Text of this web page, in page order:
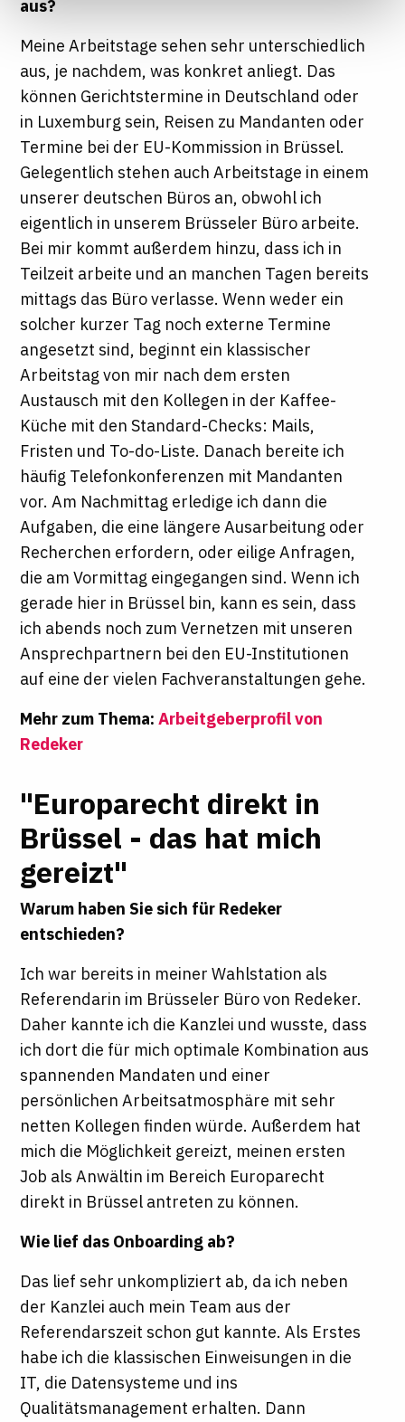
Informationen finden Sie in unseren
aus?
Meine Arbeitstage sehen sehr unterschiedlich
aus, je nachdem, was konkret anliegt. Das
können Gerichtstermine in Deutschland oder
in Luxemburg sein, Reisen zu Mandanten oder
Termine bei der EU-Kommission in Brüssel.
Gelegentlich stehen auch Arbeitstage in einem
unserer deutschen Büros an, obwohl ich
eigentlich in unserem Brüsseler Büro arbeite.
Bei mir kommt außerdem hinzu, dass ich in
Teilzeit arbeite und an manchen Tagen bereits
mittags das Büro verlasse. Wenn weder ein
solcher kurzer Tag noch externe Termine
angesetzt sind, beginnt ein klassischer
Arbeitstag von mir nach dem ersten
Austausch mit den Kollegen in der Kaffee-
Küche mit den Standard-Checks: Mails,
Fristen und To-do-Liste. Danach bereite ich
häufig Telefonkonferenzen mit Mandanten
vor. Am Nachmittag erledige ich dann die
Aufgaben, die eine längere Ausarbeitung oder
Recherchen erfordern, oder eilige Anfragen,
die am Vormittag eingegangen sind. Wenn ich
gerade hier in Brüssel bin, kann es sein, dass
ich abends noch zum Vernetzen mit unseren
Ansprechpartnern bei den EU-Institutionen
auf eine der vielen Fachveranstaltungen gehe.
Mehr zum Thema:Arbeitgeberprofil von
Redeker
"Europarecht direkt in
Brüssel - das hat mich
gereizt"
Warum haben Sie sich für Redeker
entschieden?
Ich war bereits in meiner Wahlstation als
Referendarin im Brüsseler Büro von Redeker.
Daher kannte ich die Kanzlei und wusste, dass
ich dort die für mich optimale Kombination aus
spannenden Mandaten und einer
persönlichen Arbeitsatmosphäre mit sehr
netten Kollegen finden würde. Außerdem hat
mich die Möglichkeit gereizt, meinen ersten
Job als Anwältin im Bereich Europarecht
direkt in Brüssel antreten zu können.
Wie lief das Onboarding ab?
Das lief sehr unkompliziert ab, da ich neben
der Kanzlei auch mein Team aus der
Referendarszeit schon gut kannte. Als Erstes
habe ich die klassischen Einweisungen in die
IT, die Datensysteme und ins
Qualitätsmanagement erhalten. Dann